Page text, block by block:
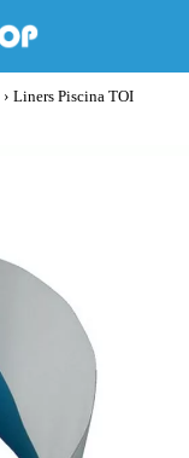
› Liners Piscina TOI